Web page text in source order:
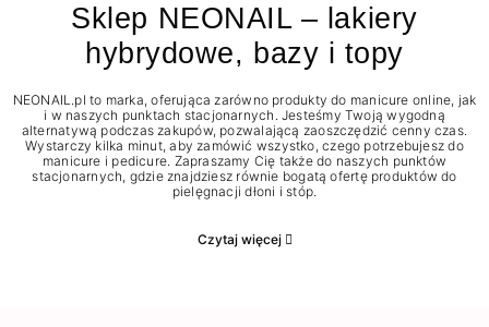
Sklep NEONAIL – lakiery
hybrydowe, bazy i topy
NEONAIL.pl to marka, oferująca zarówno produkty do manicure online, jak
i w naszych punktach stacjonarnych. Jesteśmy Twoją wygodną
alternatywą podczas zakupów, pozwalającą zaoszczędzić cenny czas.
Wystarczy kilka minut, aby zamówić wszystko, czego potrzebujesz do
manicure i pedicure. Zapraszamy Cię także do naszych punktów
stacjonarnych, gdzie znajdziesz równie bogatą ofertę produktów do
pielęgnacji dłoni i stóp.
Czytaj więcej